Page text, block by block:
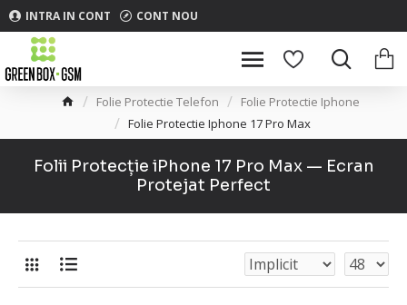
INTRA IN CONT CONT NOU
Folie Protectie Telefon
Folie Protectie Iphone
Folie Protectie Iphone 17 Pro Max
Folii Protecție iPhone 17 Pro Max — Ecran
Protejat Perfect